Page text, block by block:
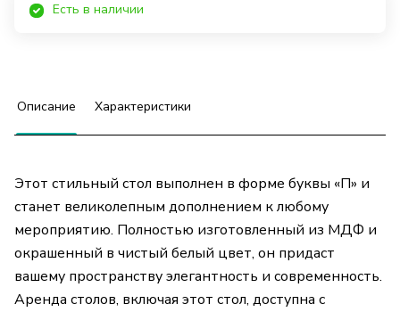
Есть в наличии
Описание Характеристики
Этот стильный стол выполнен в форме буквы «П» и
станет великолепным дополнением к любому
мероприятию. Полностью изготовленный из МДФ и
окрашенный в чистый белый цвет, он придаст
вашему пространству элегантность и современность.
Аренда столов, включая этот стол, доступна с